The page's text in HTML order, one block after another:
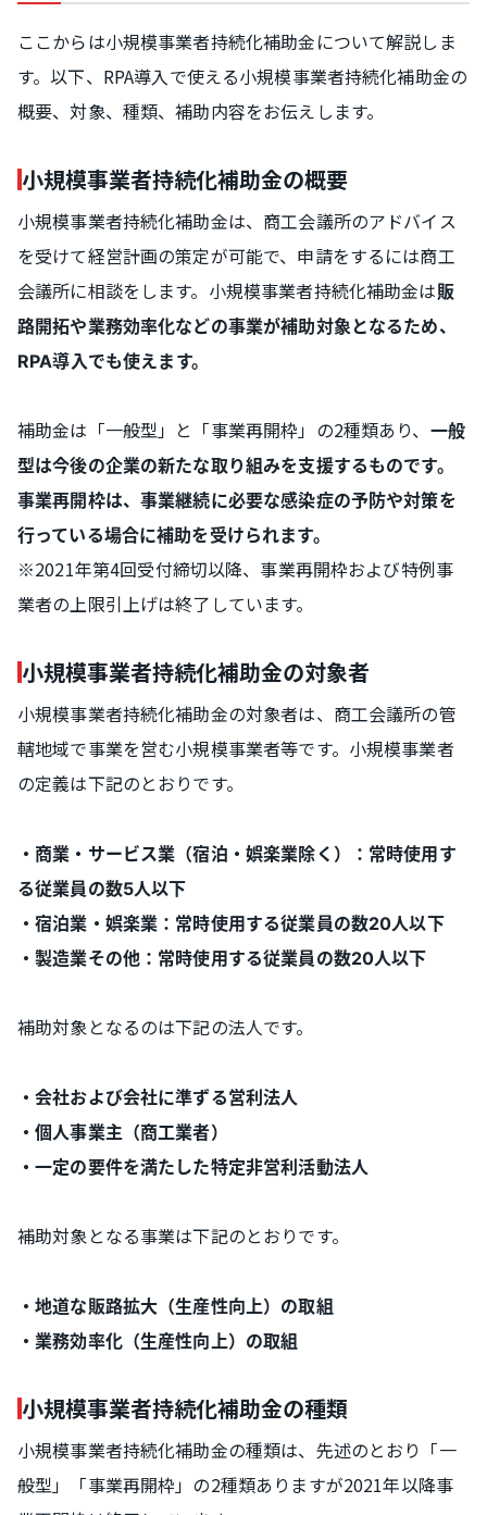
ここからは小規模事業者持続化補助金について解説しま
す。以下、RPA導入で使える小規模事業者持続化補助金の
概要、対象、種類、補助内容をお伝えします。
小規模事業者持続化補助金の概要
小規模事業者持続化補助金は、商工会議所のアドバイス
を受けて経営計画の策定が可能で、申請をするには商工
会議所に相談をします。小規模事業者持続化補助金は販
路開拓や業務効率化などの事業が補助対象となるため、
RPA導入でも使えます。
補助金は「一般型」と「事業再開枠」の2種類あり、 一般
型は今後の企業の新たな取り組みを支援するものです。
事業再開枠は、事業継続に必要な感染症の予防や対策を
行っている場合に補助を受けられます。
※2021年第4回受付締切以降、事業再開枠および特例事
業者の上限引上げは終了しています。
小規模事業者持続化補助金の対象者
小規模事業者持続化補助金の対象者は、商工会議所の管
轄地域で事業を営む小規模事業者等です。小規模事業者
の定義は下記のとおりです。
・商業・サービス業（宿泊・娯楽業除く）：常時使用す
る従業員の数5人以下
・宿泊業・娯楽業：常時使用する従業員の数20人以下
・製造業その他：常時使用する従業員の数20人以下
補助対象となるのは下記の法人です。
・会社および会社に準ずる営利法人
・個人事業主（商工業者）
・一定の要件を満たした特定非営利活動法人
補助対象となる事業は下記のとおりです。
・地道な販路拡大（生産性向上）の取組
・業務効率化（生産性向上）の取組
小規模事業者持続化補助金の種類
小規模事業者持続化補助金の種類は、先述のとおり「一
般型」「事業再開枠」の2種類ありますが2021年以降事